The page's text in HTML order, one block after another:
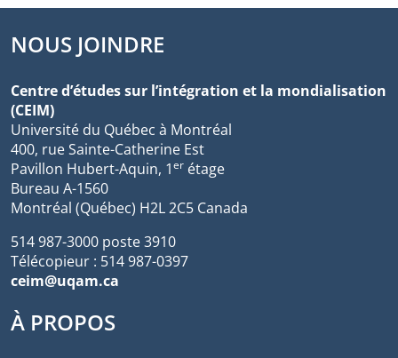
NOUS JOINDRE
Centre d’études sur l’intégration et la mondialisation
(CEIM)
Université du Québec à Montréal
400, rue Sainte-Catherine Est
Pavillon Hubert-Aquin, 1er étage
Bureau A-1560
Montréal (Québec) H2L 2C5 Canada
514 987-3000 poste 3910
Télécopieur : 514 987-0397
ceim@uqam.ca
À PROPOS